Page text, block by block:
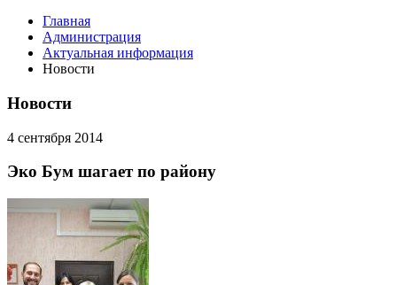
Главная
Администрация
Актуальная информация
Новости
Новости
4 сентября 2014
Эко Бум шагает по району